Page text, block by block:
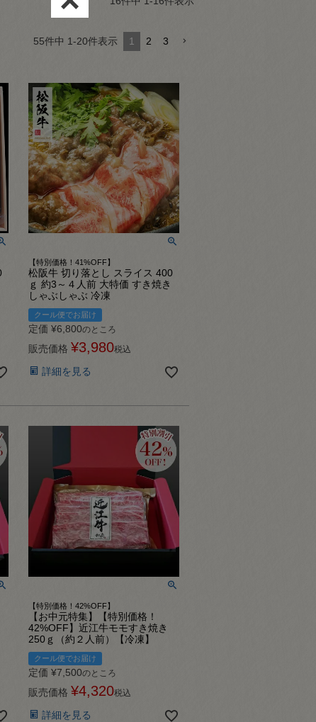
55件中 1-20件表示 1 2 3
【特別価格！41%OFF】
松阪牛 切り落とし スライス 400
ｇ 約3～４人前 大特価 すき焼き
しゃぶしゃぶ 冷凍
クール便でお届け
定価 ¥6,800のところ
販売価格 ¥3,980税込
詳細を見る
【特別価格！42%OFF】
【お中元特集】【特別価格！
42%OFF】近江牛モモすき焼き
250ｇ（約２人前）【冷凍】
クール便でお届け
定価 ¥7,500のところ
販売価格 ¥4,320税込
詳細を見る